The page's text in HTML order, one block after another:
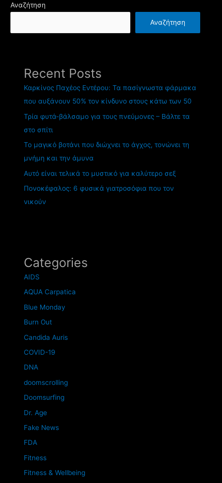
Αναζήτηση
Αναζήτηση
Recent Posts
Καρκίνος Παχέος Εντέρου: Τα πασίγνωστα φάρμακα
που αυξάνουν 50% τον κίνδυνο στους κάτω των 50
Τρία φυτά-βάλσαμο για τους πνεύμονες – Βάλτε τα
στο σπίτι
Το μαγικό βοτάνι που διώχνει το άγχος, τονώνει τη
μνήμη και την άμυνα
Αυτό είναι τελικά το μυστικό για καλύτερο σεξ
Πονοκέφαλος: 6 φυσικά γιατροσόφια που τον
νικούν
Categories
AIDS
AQUA Carpatica
Blue Monday
Burn Out
Candida Auris
COVID-19
DNA
doomscrolling
Doomsurfing
Dr. Age
Fake News
FDA
Fitness
Fitness & Wellbeing